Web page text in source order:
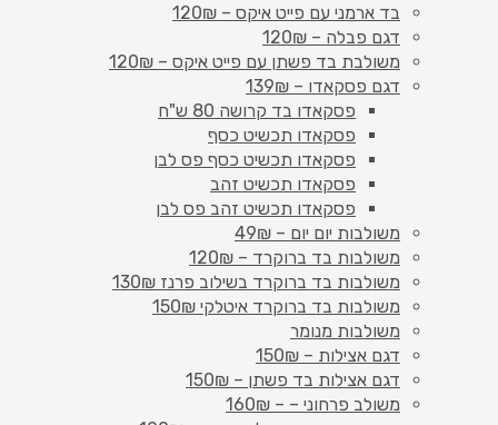
בד ארמני עם פייט איקס – 120₪
דגם פבלה – 120₪
משולבת בד פשתן עם פייט איקס – 120₪
דגם פסקאדו – 139₪
פסקאדו בד קרושה 80 ש"ח
פסקאדו תכשיט כסף
פסקאדו תכשיט כסף פס לבן
פסקאדו תכשיט זהב
פסקאדו תכשיט זהב פס לבן
משולבות יום יום – 49₪
משולבות בד ברוקרד – 120₪
משולבות בד ברוקרד בשילוב פרנז 130₪
משולבות בד ברוקרד איטלקי 150₪
משולבות מנומר
דגם אצילות – 150₪
דגם אצילות בד פשתן – 150₪
משולב פרחוני – – 160₪